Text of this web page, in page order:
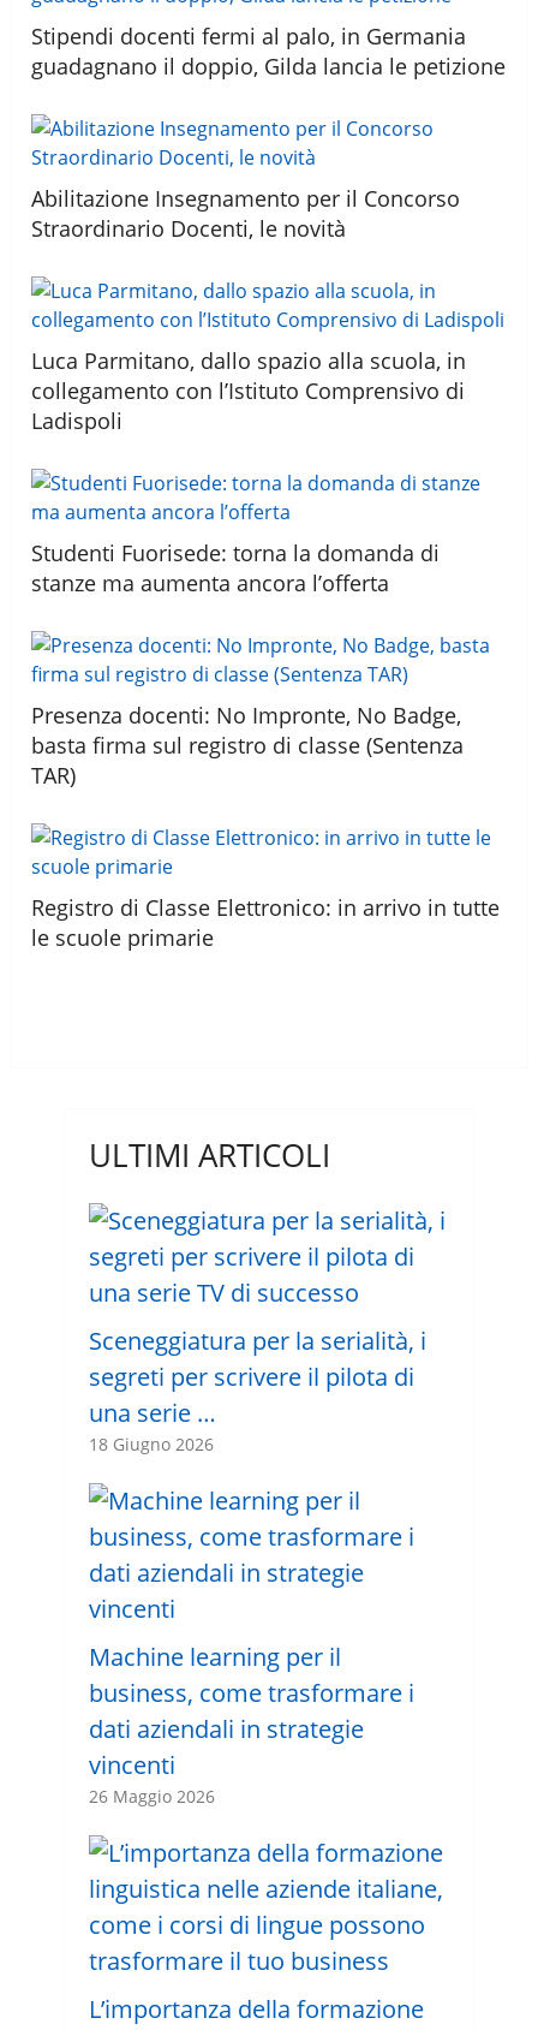
Stipendi docenti fermi al palo, in Germania
guadagnano il doppio, Gilda lancia le petizione
Abilitazione Insegnamento per il Concorso
Straordinario Docenti, le novità
Luca Parmitano, dallo spazio alla scuola, in
collegamento con l’Istituto Comprensivo di
Ladispoli
Studenti Fuorisede: torna la domanda di
stanze ma aumenta ancora l’offerta
Presenza docenti: No Impronte, No Badge,
basta firma sul registro di classe (Sentenza
TAR)
Registro di Classe Elettronico: in arrivo in tutte
le scuole primarie
ULTIMI ARTICOLI
Sceneggiatura per la serialità, i
segreti per scrivere il pilota di
una serie …
18 Giugno 2026
Machine learning per il
business, come trasformare i
dati aziendali in strategie
vincenti
26 Maggio 2026
L’importanza della formazione